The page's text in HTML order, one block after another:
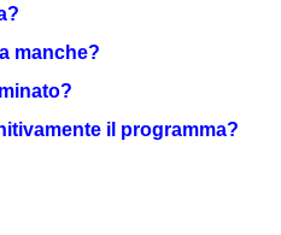
manche?
il programma?